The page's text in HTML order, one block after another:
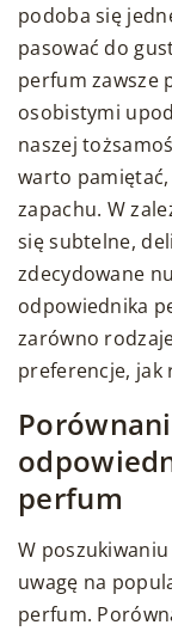
podoba się
pasować do
perfum zawsze
osobistymi
naszej
warto
zapachu. W
się subtelne,
zdecydowane
odpowiednika
zarówno
preferencje, jak
perfum
W
uwagę na
perfum.